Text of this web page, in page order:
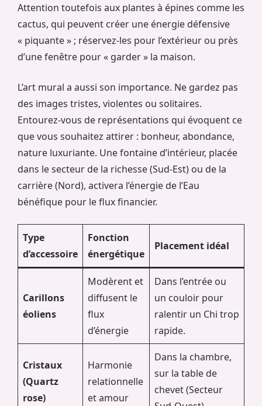
Attention toutefois aux plantes à épines comme les
cactus, qui peuvent créer une énergie défensive
« piquante » ; réservez-les pour l’extérieur ou près
d’une fenêtre pour « garder » la maison.
L’art mural a aussi son importance. Ne gardez pas
des images tristes, violentes ou solitaires.
Entourez-vous de représentations qui évoquent ce
que vous souhaitez attirer : bonheur, abondance,
nature luxuriante. Une fontaine d’intérieur, placée
dans le secteur de la richesse (Sud-Est) ou de la
carrière (Nord), activera l’énergie de l’Eau
bénéfique pour le flux financier.
Type
d’accessoire
Fonction
énergétique
Placement idéal
Carillons
éoliens
Modèrent et
diffusent le
flux
d’énergie
Dans l’entrée ou
un couloir pour
ralentir un Chi trop
rapide.
Cristaux
(Quartz
rose)
Harmonie
relationnelle
et amour
Dans la chambre,
sur la table de
chevet (Secteur